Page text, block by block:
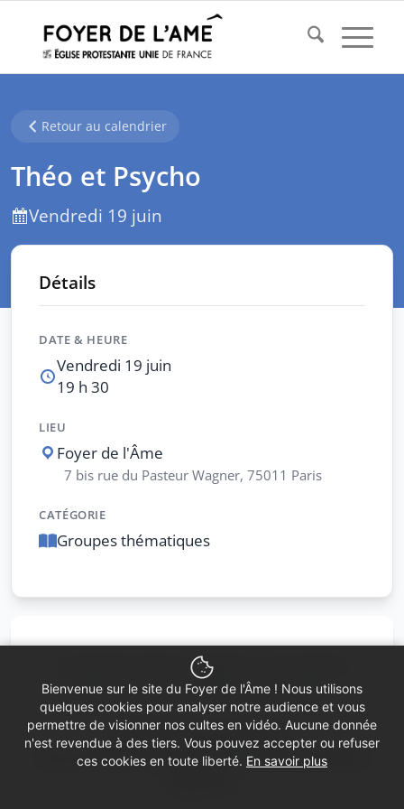
Retour au calendrier
Théo et Psycho
Vendredi 19 juin
Le groupe réunit croyants et incroyants
dans une atmosphère conviviale.
Nous lisons ces textes,
nous parlons aussi de nous, de nos propres
Détails
DATE & HEURE
Vendredi 19 juin
19 h 30
LIEU
Foyer de l'Âme
7 bis rue du Pasteur Wagner, 75011 Paris
CATÉGORIE
Groupes thématiques
Bienvenue sur le site du Foyer de l'Âme ! Nous utilisons
quelques cookies pour analyser notre audience et vous
permettre de visionner nos cultes en vidéo. Aucune donnée
n'est revendue à des tiers. Vous pouvez accepter ou refuser
ces cookies en toute liberté. En savoir plus